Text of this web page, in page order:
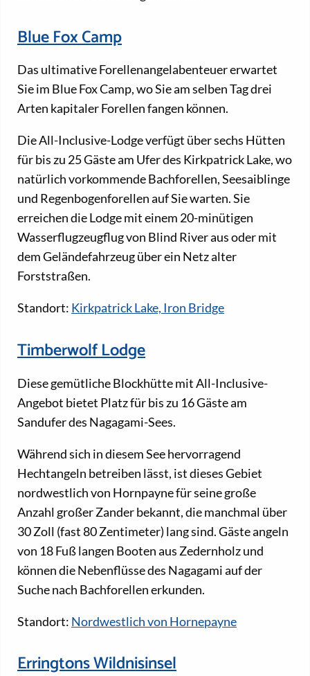
Blue Fox Camp
Das ultimative Forellenangelabenteuer erwartet
Sie im Blue Fox Camp, wo Sie am selben Tag drei
Arten kapitaler Forellen fangen können.
Die All-Inclusive-Lodge verfügt über sechs Hütten
für bis zu 25 Gäste am Ufer des Kirkpatrick Lake, wo
natürlich vorkommende Bachforellen, Seesaiblinge
und Regenbogenforellen auf Sie warten. Sie
erreichen die Lodge mit einem 20-minütigen
Wasserflugzeugflug von Blind River aus oder mit
dem Geländefahrzeug über ein Netz alter
Forststraßen.
Standort: Kirkpatrick Lake, Iron Bridge
Timberwolf Lodge
Diese gemütliche Blockhütte mit All-Inclusive-
Angebot bietet Platz für bis zu 16 Gäste am
Sandufer des Nagagami-Sees.
Während sich in diesem See hervorragend
Hechtangeln betreiben lässt, ist dieses Gebiet
nordwestlich von Hornpayne für seine große
Anzahl großer Zander bekannt, die manchmal über
30 Zoll (fast 80 Zentimeter) lang sind. Gäste angeln
von 18 Fuß langen Booten aus Zedernholz und
können die Nebenflüsse des Nagagami auf der
Suche nach Bachforellen erkunden.
Standort: Nordwestlich von Hornepayne
Erringtons Wildnisinsel